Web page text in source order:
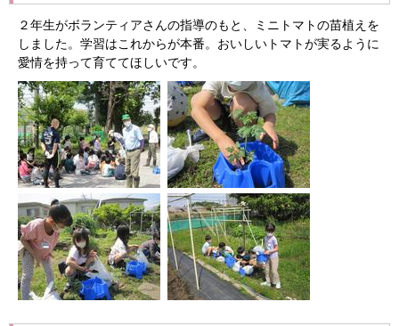
２年生がボランティアさんの指導のもと、ミニトマトの苗植えを
しました。学習はこれからが本番。おいしいトマトが実るように
愛情を持って育ててほしいです。